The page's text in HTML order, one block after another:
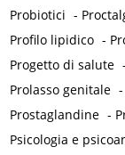
Probiotici -
Profilo lipidico -
Progetto di salute -
Prolasso genitale -
Prostaglandine -
Psicologia e